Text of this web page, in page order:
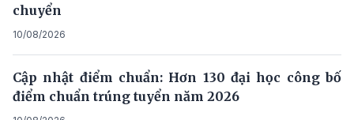
chuyển
10/08/2026
Cập nhật điểm chuẩn: Hơn 130 đại học công bố
điểm chuẩn trúng tuyển năm 2026